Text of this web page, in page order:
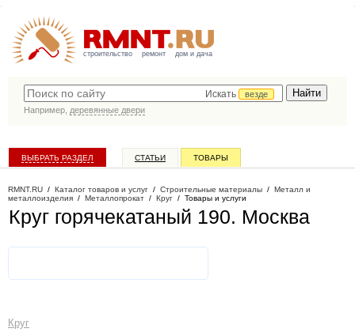
строительство ремонт дом и дача
Искать
везде
Например, деревянные двери
ВЫБРАТЬ РАЗДЕЛ СТАТЬИ ТОВАРЫ
RMNT.RU / Каталог товаров и услуг / Строительные материалы / Металл и
металлоизделия / Металлопрокат / Круг / Товары и услуги
Круг горячекатаный 190. Москва
Круг